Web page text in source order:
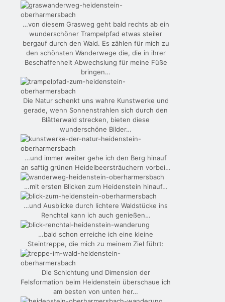
…von diesem Grasweg geht bald rechts ab ein
wunderschöner Trampelpfad etwas steiler
bergauf durch den Wald. Es zählen für mich zu
den schönsten Wanderwege die, die in ihrer
Beschaffenheit Abwechslung für meine Füße
bringen…
Die Natur schenkt uns wahre Kunstwerke und
gerade, wenn Sonnenstrahlen sich durch den
Blätterwald strecken, bieten diese
wunderschöne Bilder…
…und immer weiter gehe ich den Berg hinauf
an saftig grünen Heidelbeersträuchern vorbei…
…mit ersten Blicken zum Heidenstein hinauf…
…und Ausblicke durch lichtere Waldstücke ins
Renchtal kann ich auch genießen…
…bald schon erreiche ich eine kleine
Steintreppe, die mich zu meinem Ziel führt:
Die Schichtung und Dimension der
Felsformation beim Heidenstein überschaue ich
am besten von unten her…